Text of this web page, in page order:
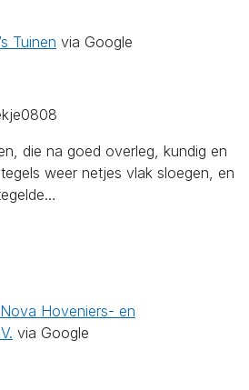
Tuinen via Google
die na goed overleg, kundig en
weer netjes vlak sloegen, en
Hoveniers- en
via Google